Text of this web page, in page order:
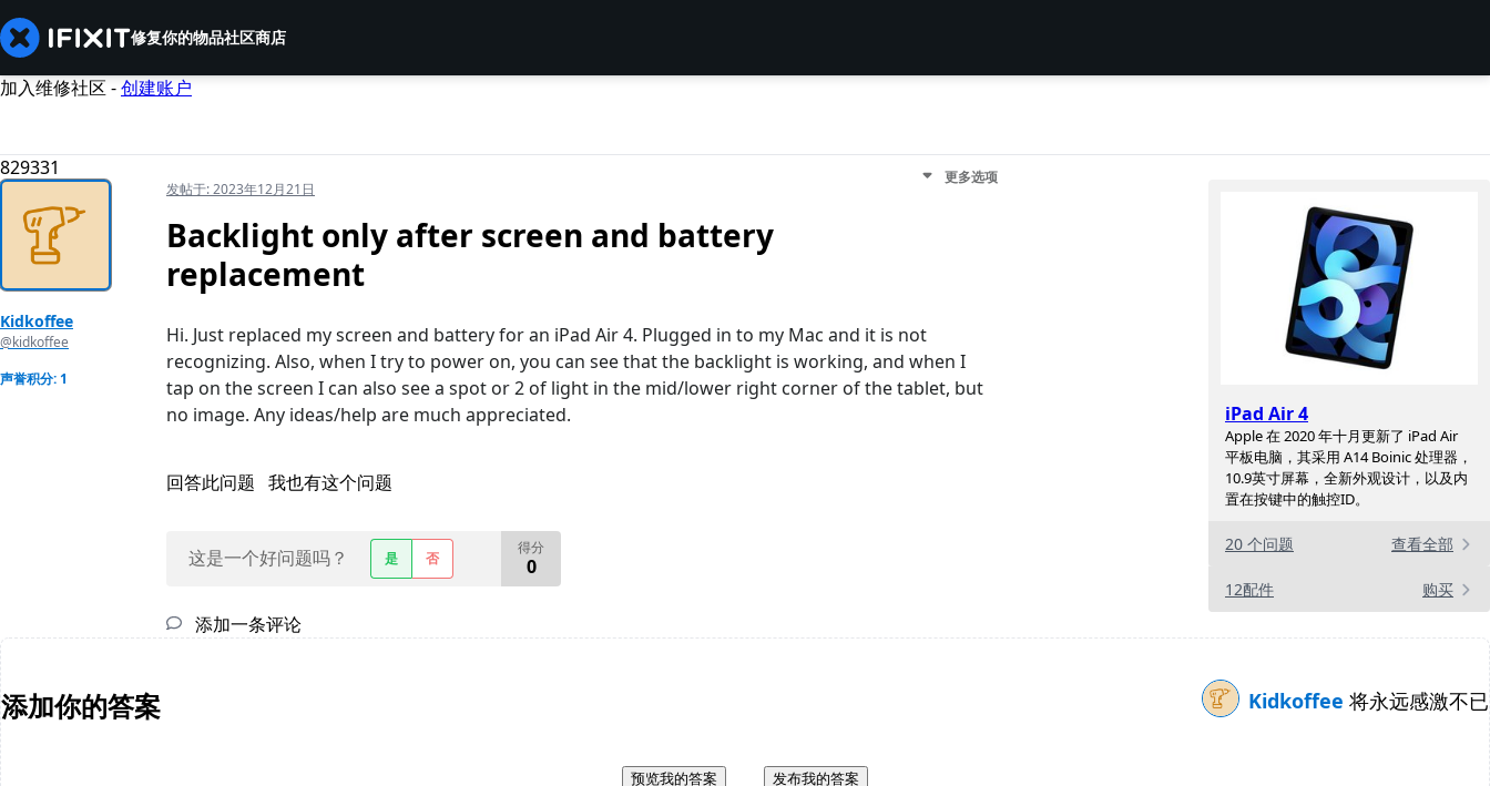
修复你的物品社区商店
加入维修社区 -创建账户
829331
iPad Air 4
Apple 在 2020 年十月更新了 iPad Air
平板电脑，其采用 A14 Boinic 处理器，
10.9英寸屏幕，全新外观设计，以及内
置在按键中的触控ID。
20 个问题 查看全部
12配件 购买
Kidkoffee
@kidkoffee
声誉积分: 1
发帖于:2023年12月21日
更多选项
Backlight only after screen and battery
replacement
Hi. Just replaced my screen and battery for an iPad Air 4. Plugged in to my Mac and it is not
recognizing. Also, when I try to power on, you can see that the backlight is working, and when I
tap on the screen I can also see a spot or 2 of light in the mid/lower right corner of the tablet, but
no image. Any ideas/help are much appreciated.
回答此问题 我也有这个问题
这是一个好问题吗？ 是 否
得分
0
添加一条评论
添加你的答案 Kidkoffee 将永远感激不已
预览我的答案 发布我的答案